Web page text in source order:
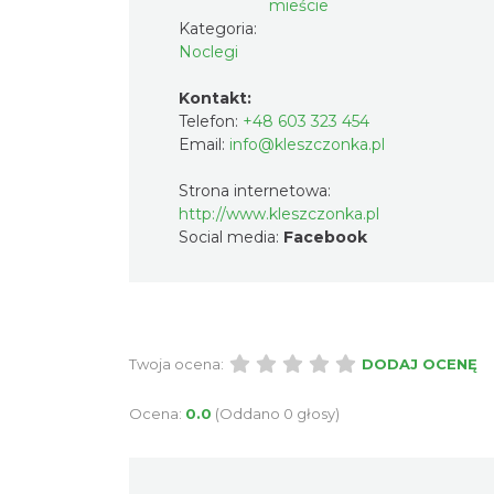
mieście
Kategoria:
Noclegi
Kontakt:
Telefon: +48 603 323 454
Email: info@kleszczonka.pl
Strona internetowa:
http://www.kleszczonka.pl
Social media: Facebook
Twoja ocena: DODAJ OCENĘ
Ocena: 0.0 (Oddano 0 głosy)